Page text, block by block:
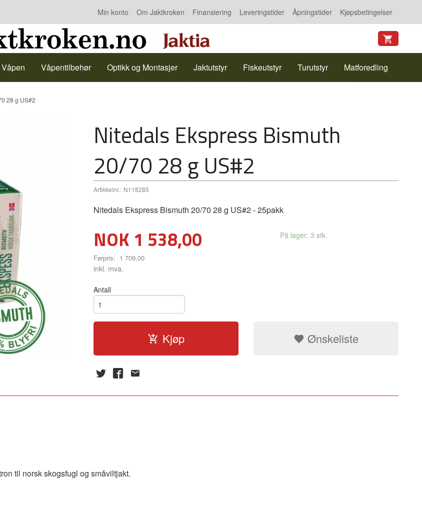
Min konto Om Jaktkroken Finansiering Leveringstider Åpningstider Kjøpsbetingelser
Kontakt oss
Våpen Våpentilbehør Optikk og Montasjer Jaktutstyr Fiskeutstyr Turutstyr Matforedling
28 g US#2
Nitedals Ekspress Bismuth
20/70 28 g US#2
Artikkelnr.: N118285
Nitedals Ekspress Bismuth 20/70 28 g US#2 - 25pakk
Tilbud
NOK 1 538,00
Førpris: 1 709,00
Rabatt
inkl. mva.
På lager: 3 stk.
Antall
Kjøp Ønskeliste
til norsk skogsfugl og småviltjakt.